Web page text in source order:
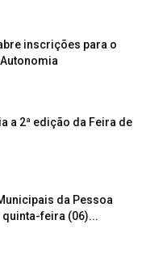
inscrições para o
a 2ª edição da Feira de
da Pessoa
feira (06)...